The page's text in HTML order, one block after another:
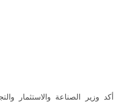
أكد وزير الصناعة والاستثمار